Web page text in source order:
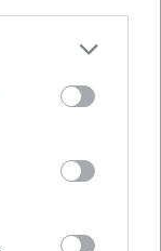
leasing: Έως